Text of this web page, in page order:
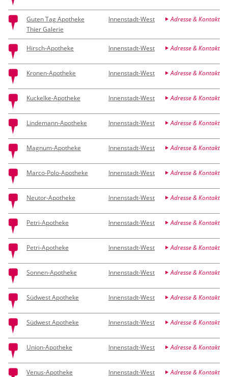
Guten Tag Apotheke
Thier Galerie
Innenstadt-West Adresse & Kontakt
Hirsch-Apotheke Innenstadt-West Adresse & Kontakt
Kronen-Apotheke Innenstadt-West Adresse & Kontakt
Kuckelke-Apotheke Innenstadt-West Adresse & Kontakt
Lindemann-Apotheke Innenstadt-West Adresse & Kontakt
Magnum-Apotheke Innenstadt-West Adresse & Kontakt
Marco-Polo-Apotheke Innenstadt-West Adresse & Kontakt
Neutor-Apotheke Innenstadt-West Adresse & Kontakt
Petri-Apotheke Innenstadt-West Adresse & Kontakt
Petri-Apotheke Innenstadt-West Adresse & Kontakt
Sonnen-Apotheke Innenstadt-West Adresse & Kontakt
Südwest Apotheke Innenstadt-West Adresse & Kontakt
Südwest Apotheke Innenstadt-West Adresse & Kontakt
Union-Apotheke Innenstadt-West Adresse & Kontakt
Venus-Apotheke Innenstadt-West Adresse & Kontakt